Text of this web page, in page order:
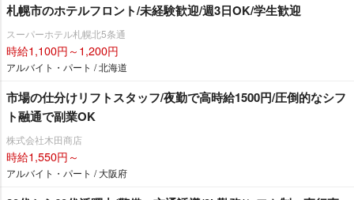
札幌市のホテルフロント/未経験歓迎/週3日OK/学生歓迎
スーパーホテル札幌北5条通
時給1,100円～1,200円
アルバイト・パート / 北海道
市場の仕分けリフトスタッフ/夜勤で高時給1500円/圧倒的なシフ
ト融通で副業OK
株式会社木田商店
時給1,550円～
アルバイト・パート / 大阪府